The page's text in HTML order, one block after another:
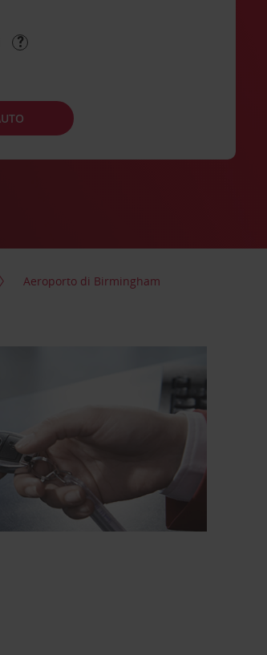
Aeroporto di Birmingham